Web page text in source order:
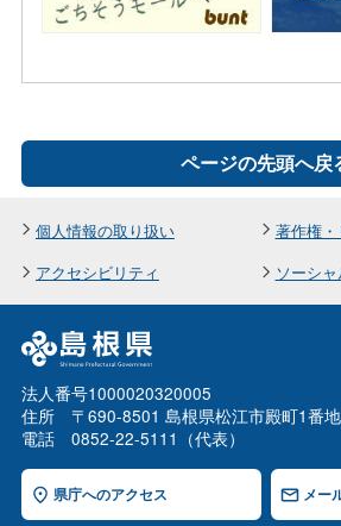
ページの先頭へ戻
個人情報の取り扱い
著作権
アクセシビリティ
ソーシ
法人番号1000020320005
住所 〒690-8501 島根県松江市殿町1番地
電話 0852-22-5111（代表）
県庁へのアクセス メー